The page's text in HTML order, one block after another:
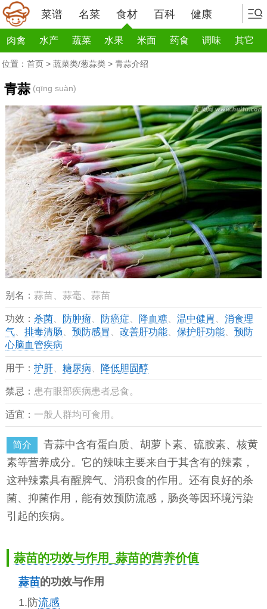
菜谱 名菜 食材 百科 健康
肉禽 水产 蔬菜 水果 米面 药食 调味 其它
位置： 首页 > 蔬菜类/葱蒜类 > 青蒜介绍
青蒜 (qīng suàn)
别名： 蒜苗、蒜毫、蒜苗
功效： 杀菌、 防肿瘤、 防癌症 降血糖、 温中健胃
消食理
气、 排毒清肠 预防感冒 改善肝功能、 保护肝功能、 预防
心脑血管疾病
用于： 护肝、 糖尿病 降低胆固醇
禁忌： 患有眼部疾病患者忌食。
适宜： 一般人群均可食用。
简介
青蒜中含有蛋白质、胡萝卜素、硫胺素、核黄
素等营养成分。它的辣味主要来自于其含有的辣素，
这种辣素具有醒脾气、消积食的作用。还有良好的杀
菌、抑菌作用，能有效预防流感，肠炎等因环境污染
引起的疾病。
蒜苗的功效与作用_蒜苗的营养价值
蒜苗的功效与作用
1.防流感